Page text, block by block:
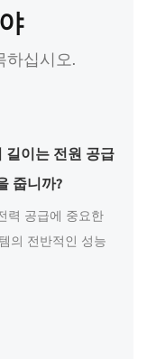
하십시오.
길이는 전원 공급
줍니까?
력 공급에 중요한
의 전반적인 성능